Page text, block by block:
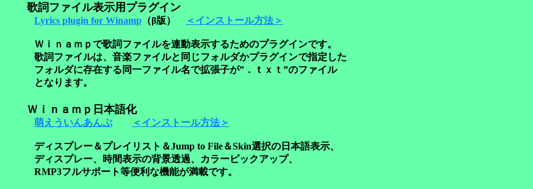
歌詞ファイル表示用プラグイン
Lyrics plugin for Winamp （β版） ＜インストール方法＞
Ｗｉｎａｍｐで歌詞ファイルを連動表示するためのプラグインです。
歌詞ファイルは、音楽ファイルと同じフォルダかプラグインで指定した
フォルダに存在する同一ファイル名で拡張子が”．ｔｘｔ”のファイル
となります。
Ｗｉｎａｍｐ日本語化
萌えういんあんぷ ＜インストール方法＞
ディスプレー＆プレイリスト＆Jump to File＆Skin選択の日本語表示、
ディスプレー、時間表示の背景透過、カラーピックアップ、
RMP3フルサポート等便利な機能が満載です。